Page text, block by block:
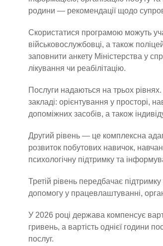
родини — рекомендації щодо
Скористатися програмою можуть
військовослужбовці, а також
заповнити анкету Міністерства у
лікування чи реабілітацію.
Послуги надаються на трьох
закладі: орієнтування у просторі,
допоміжних засобів, а також
Другий рівень — це комплексна
розвиток побутових навичок,
психологічну підтримку та
Третій рівень передбачає
допомогу у працевлаштуванні,
У 2026 році держава компенсує
гривень, а вартість однієї години
послуг.